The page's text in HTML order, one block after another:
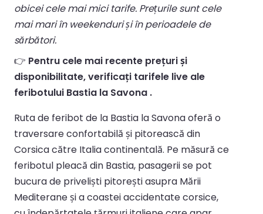
obicei cele mai mici tarife. Prețurile sunt cele
mai mari în weekenduri și în perioadele de
sărbători.
👉 Pentru cele mai recente prețuri și
disponibilitate, verificați tarifele live ale
feribotului Bastia la Savona .
Ruta de feribot de la Bastia la Savona oferă o
traversare confortabilă și pitorească din
Corsica către Italia continentală. Pe măsură ce
feribotul pleacă din Bastia, pasagerii se pot
bucura de priveliști pitorești asupra Mării
Mediterane și a coastei accidentate corsice,